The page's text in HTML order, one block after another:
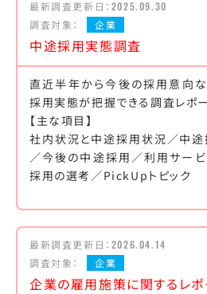
最新調査更新日： 2025.09.30
調査対象：
企業
中途採用実態調査
直近半年から今後の採用意向な
採用実態が把握できる調査レポ
【主な項目】
社内状況と中途採用状況／中途
／今後の中途採用／利用サービ
採用の選考／PickUpトピック
最新調査更新日： 2026.04.14
調査対象：
企業
企業の雇用施策に関するレポ